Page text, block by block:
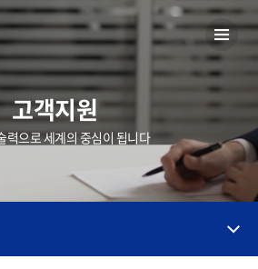
고객지원
력으로 세계의 중심이 됩니다